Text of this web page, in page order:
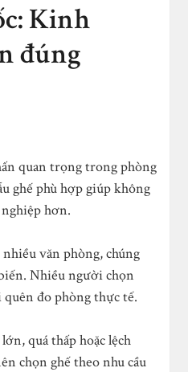
Kinh
đúng
quan trọng trong phòng
ghế phù hợp giúp không
nghiệp hơn.
văn phòng, chúng
Nhiều người chọn
đo phòng thực tế.
quá thấp hoặc lệch
chọn ghế theo nhu cầu